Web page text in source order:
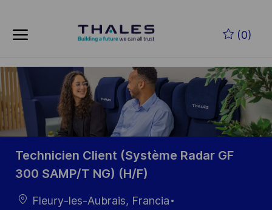
(0)
-
Technicien Client (Système Radar GF
300 SAMP/T NG) (H/F)
Ubicación
Fleury-les-Aubrais, Francia